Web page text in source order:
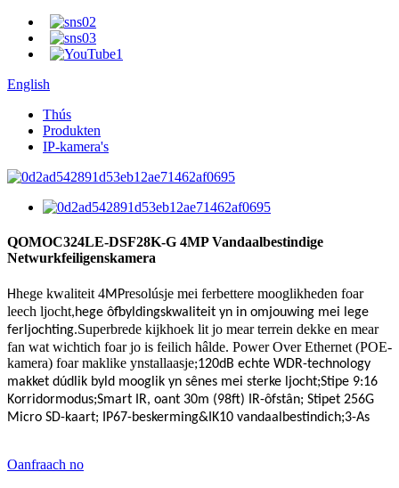
English
Thús
Produkten
IP-kamera's
QOMOC324LE-DSF28K-G 4MP Vandaalbestindige
Netwurkfeiligenskamera
Hhege kwaliteit 4MPresolúsje mei ferbettere mooglikheden foar
leech ljocht,hege ôfbyldingskwaliteit yn in omjouwing mei lege
ferljochting.Superbrede kijkhoek lit jo mear terrein dekke en mear
fan wat wichtich foar jo is feilich hâlde. Power Over Ethernet (POE-
kamera) foar maklike ynstallaasje;120dB echte WDR-technology
makket dúdlik byld mooglik yn sênes mei sterke ljocht;Stipe 9:16
Korridormodus;Smart IR, oant 30m (98ft) IR-ôfstân; Stipet 256G
Micro SD-kaart; IP67-beskerming& IK10 vandaalbestindich;3-As
Oanfraach no